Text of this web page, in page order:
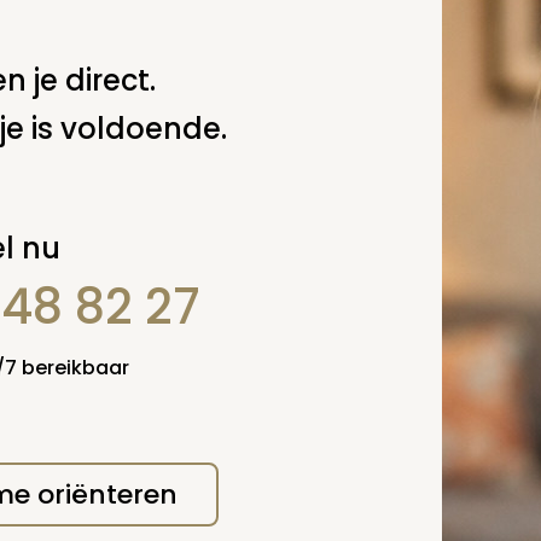
een vraag
maar
gepubliceerd.
je direct.
is voldoende.
nu
82 27
bereikbaar
oriënteren